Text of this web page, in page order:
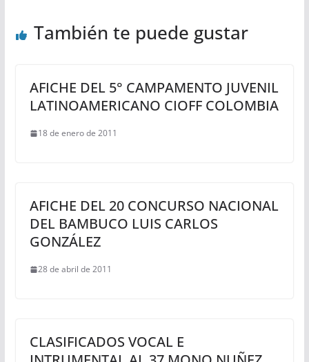
También te puede gustar
AFICHE DEL 5° CAMPAMENTO JUVENIL
LATINOAMERICANO CIOFF COLOMBIA
18 de enero de 2011
AFICHE DEL 20 CONCURSO NACIONAL
DEL BAMBUCO LUIS CARLOS
GONZÁLEZ
28 de abril de 2011
CLASIFICADOS VOCAL E